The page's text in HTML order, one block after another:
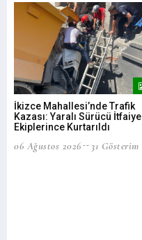
İkizce Mahallesi’nde Trafik
Kazası: Yaralı Sürücü İtfaiye
Ekiplerince Kurtarıldı
06 Ağustos 2026 31 Gösterim